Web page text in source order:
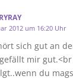
2012 um 16:20 Uhr
sich gut an
mir
du